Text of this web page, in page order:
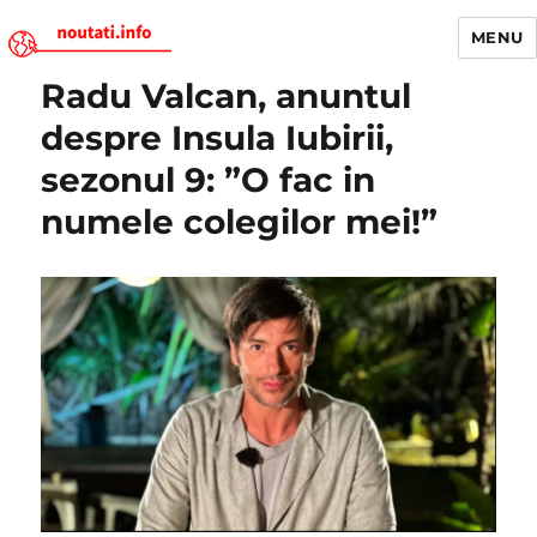
Noutati.Info
MENU
Radu Valcan, anuntul
despre Insula Iubirii,
sezonul 9: ”O fac in
numele colegilor mei!”